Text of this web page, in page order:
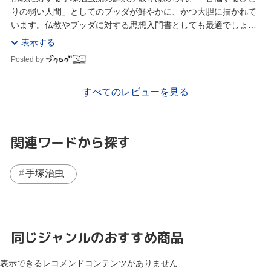
りの弱い人間」としてのブッダが鮮やかに、かつ大胆に描かれて
います。仏教やブッダに対する思想入門書としても最適でしょ
う。僕にとっては、本書は人生訓としても成り立っ...
表示する
Posted by
すべてのレビューを見る
関連ワードから探す
手塚治虫
同じジャンルのおすすめ商品
表示できるレコメンドコンテンツがありません